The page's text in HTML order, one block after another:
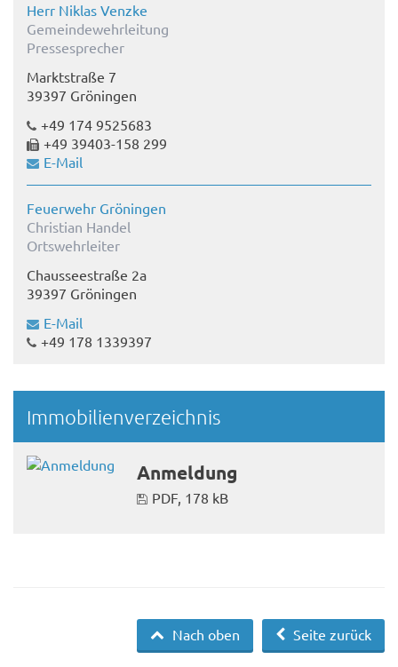
Herr Niklas Venzke
Gemeindewehrleitung
Pressesprecher
Marktstraße 7
39397 Gröningen
+49 174 9525683
+49 39403-158 299
E-Mail
Feuerwehr Gröningen
Christian Handel
Ortswehrleiter
Chausseestraße 2a
39397 Gröningen
E-Mail
+49 178 1339397
Immobilienverzeichnis
Anmeldung
PDF, 178 kB
Seite zurück
Nach oben